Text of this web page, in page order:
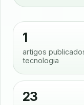
1
artigos
tecnologia
23